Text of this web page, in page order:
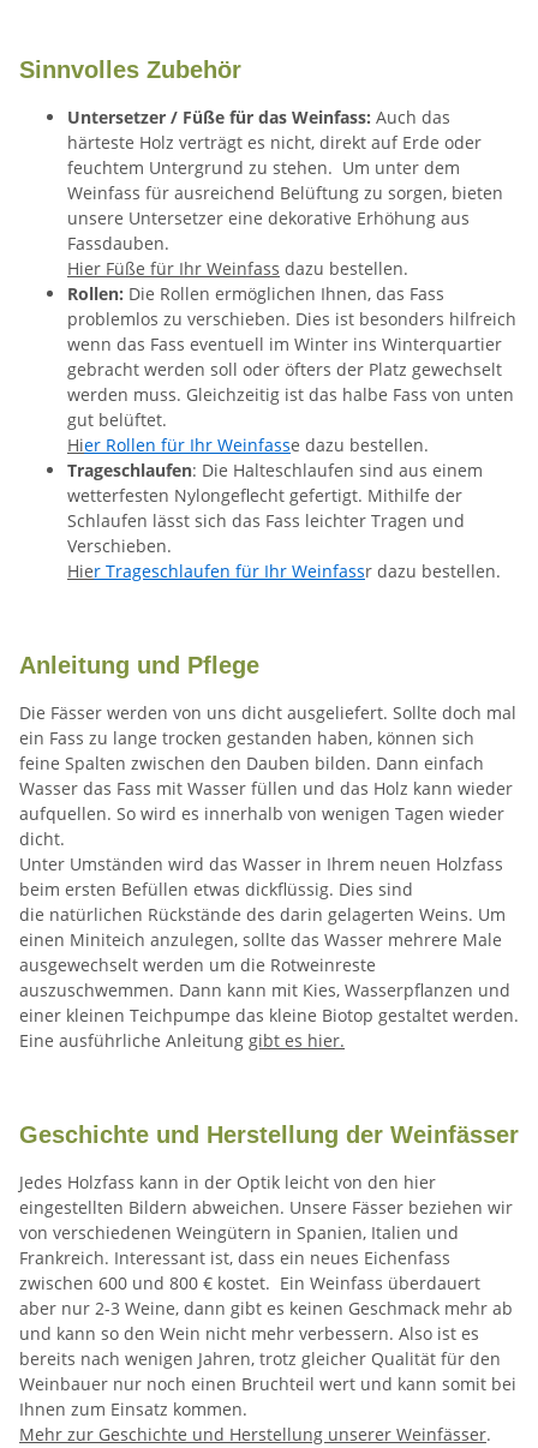
Sinnvolles Zubehör
Untersetzer / Füße für das Weinfass: Auch das
härteste Holz verträgt es nicht, direkt auf Erde oder
feuchtem Untergrund zu stehen. Um unter dem
Weinfass für ausreichend Belüftung zu sorgen, bieten
unsere Untersetzer eine dekorative Erhöhung aus
Fassdauben.
Hier Füße für Ihr Weinfass dazu bestellen.
Rollen: Die Rollen ermöglichen Ihnen, das Fass
problemlos zu verschieben. Dies ist besonders hilfreich
wenn das Fass eventuell im Winter ins Winterquartier
gebracht werden soll oder öfters der Platz gewechselt
werden muss. Gleichzeitig ist das halbe Fass von unten
gut belüftet.
Hier Rollen für Ihr Weinfasse dazu bestellen.
Trageschlaufen: Die Halteschlaufen sind aus einem
wetterfesten Nylongeflecht gefertigt. Mithilfe der
Schlaufen lässt sich das Fass leichter Tragen und
Verschieben.
Hier Trageschlaufen für Ihr Weinfassr dazu bestellen.
Anleitung und Pflege
Die Fässer werden von uns dicht ausgeliefert. Sollte doch mal
ein Fass zu lange trocken gestanden haben, können sich
feine Spalten zwischen den Dauben bilden. Dann einfach
Wasser das Fass mit Wasser füllen und das Holz kann wieder
aufquellen. So wird es innerhalb von wenigen Tagen wieder
dicht.
Unter Umständen wird das Wasser in Ihrem neuen Holzfass
beim ersten Befüllen etwas dickflüssig. Dies sind
die natürlichen Rückstände des darin gelagerten Weins. Um
einen Miniteich anzulegen, sollte das Wasser mehrere Male
ausgewechselt werden um die Rotweinreste
auszuschwemmen. Dann kann mit Kies, Wasserpflanzen und
einer kleinen Teichpumpe das kleine Biotop gestaltet werden.
Eine ausführliche Anleitung gibt es hier.
Geschichte und Herstellung der Weinfässer
Jedes Holzfass kann in der Optik leicht von den hier
eingestellten Bildern abweichen. Unsere Fässer beziehen wir
von verschiedenen Weingütern in Spanien, Italien und
Frankreich. Interessant ist, dass ein neues Eichenfass
zwischen 600 und 800 € kostet. Ein Weinfass überdauert
aber nur 2-3 Weine, dann gibt es keinen Geschmack mehr ab
und kann so den Wein nicht mehr verbessern. Also ist es
bereits nach wenigen Jahren, trotz gleicher Qualität für den
Weinbauer nur noch einen Bruchteil wert und kann somit bei
Ihnen zum Einsatz kommen.
Mehr zur Geschichte und Herstellung unserer Weinfässer.